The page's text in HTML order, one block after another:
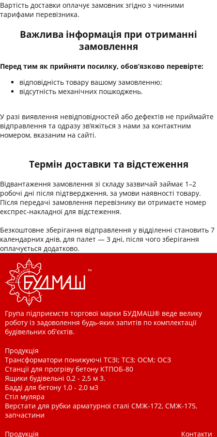
Вартість доставки оплачує замовник згідно з чинними
тарифами перевізника.
Важлива інформація при отриманні
замовлення
Перед тим як прийняти посилку, обов’язково перевірте:
відповідність товару вашому замовленню;
відсутність механічних пошкоджень.
У разі виявлення невідповідностей або дефектів не приймайте
відправлення та одразу зв’яжіться з нами за контактним
номером, вказаним на сайті.
Термін доставки та відстеження
Відвантаження замовлення зі складу зазвичай займає 1–2
робочі дні після підтвердження, за умови наявності товару.
Після передачі замовлення перевізнику ви отримаєте номер
експрес-накладної для відстеження.
Безкоштовне зберігання відправлення у відділенні становить 7
календарних днів, для палет — 3 дні, після чого зберігання
оплачується додатково.
Група підприємств торгової марки БУДМАШ® веде велику
роботу із задоволення будь-яких запитів по комплектації
будівельних об'єктів.
Продукція
Трансформатори понижуючі ТСЗІ; ТСЗ; ОСМ; ОСЗ
Станції для прогріву бетону КТПОБ-80
Ящики будівельні 0,2 - 2,5 м 3.
Бадді для бетону 1,0 - 2,0 м3
Стіл муляра
Верстати для рубки арматурної сталі СМЖ-172, СМЖ-175,
запчастини
Продукція Контакти